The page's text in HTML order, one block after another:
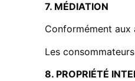
7. MÉDIATION
Conformément aux
Les
8. PROPRIÉTÉ